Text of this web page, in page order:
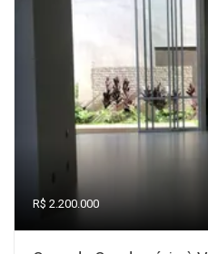
R$ 2.200.000